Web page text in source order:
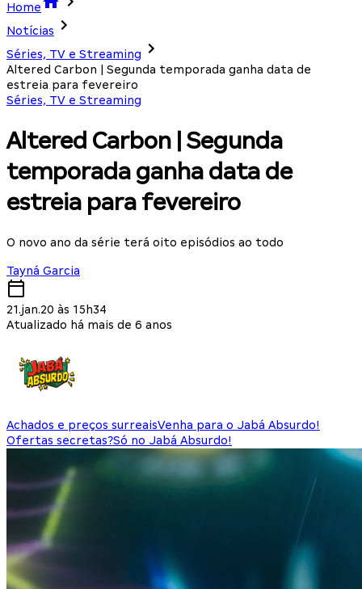
Home
Notícias
Séries, TV e Streaming
Altered Carbon | Segunda temporada ganha data de
estreia para fevereiro
Séries, TV e Streaming
Altered Carbon | Segunda
temporada ganha data de
estreia para fevereiro
O novo ano da série terá oito episódios ao todo
Tayná Garcia
21.jan.20 às 15h34
Atualizado há mais de 6 anos
Achados e preços surreaisVenha para o Jabá Absurdo!
Ofertas secretas?Só no Jabá Absurdo!